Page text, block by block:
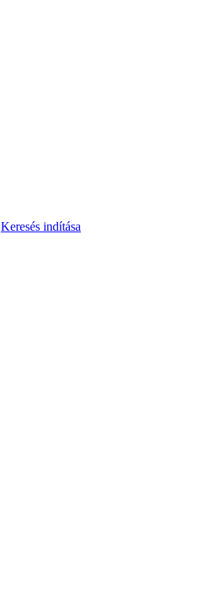
Keresés indítása